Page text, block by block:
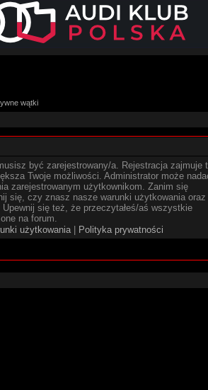
wątki
być zarejestrowany/a. Rejestracja zajmuje
Twoje możliwości. Administrator może
zarejestrowanym użytkownikom. Zanim się
się, czy znasz nasze warunki użytkowania oraz
się też, że przeczytałeś/aś wszystkie
na forum.
użytkowania| Polityka prywatności